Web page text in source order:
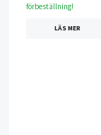
förbeställning!
LÄS MER